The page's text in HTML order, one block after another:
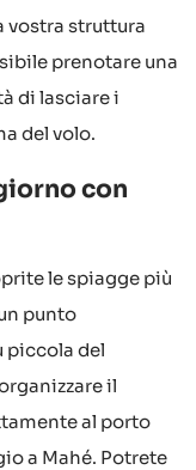
vostra struttura
prenotare una
di lasciare i
del volo.
con
le spiagge più
punto
piccola del
il
al porto
a Mahé. Potrete